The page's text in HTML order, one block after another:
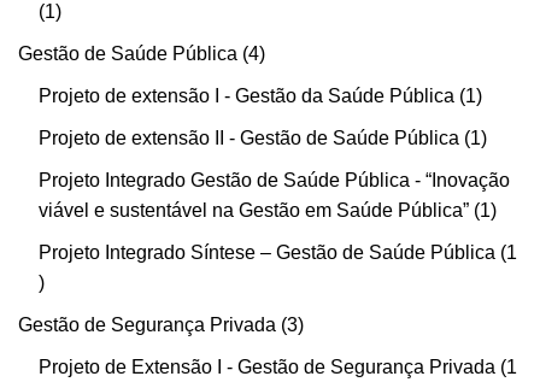
1
Gestão de Saúde Pública 4
Projeto de extensão I - Gestão da Saúde Pública 1
Projeto de extensão II - Gestão de Saúde Pública 1
Projeto Integrado Gestão de Saúde Pública - “Inovação
viável e sustentável na Gestão em Saúde Pública” 1
Projeto Integrado Síntese – Gestão de Saúde Pública 1
Gestão de Segurança Privada 3
Projeto de Extensão I - Gestão de Segurança Privada 1